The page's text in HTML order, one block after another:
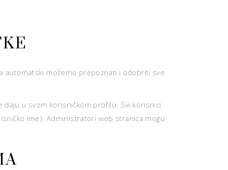
automatski možemo prepoznati i odobriti sve
u svom korisničkom profilu. Svi korisnici
ime). Administratori web stranica mogu